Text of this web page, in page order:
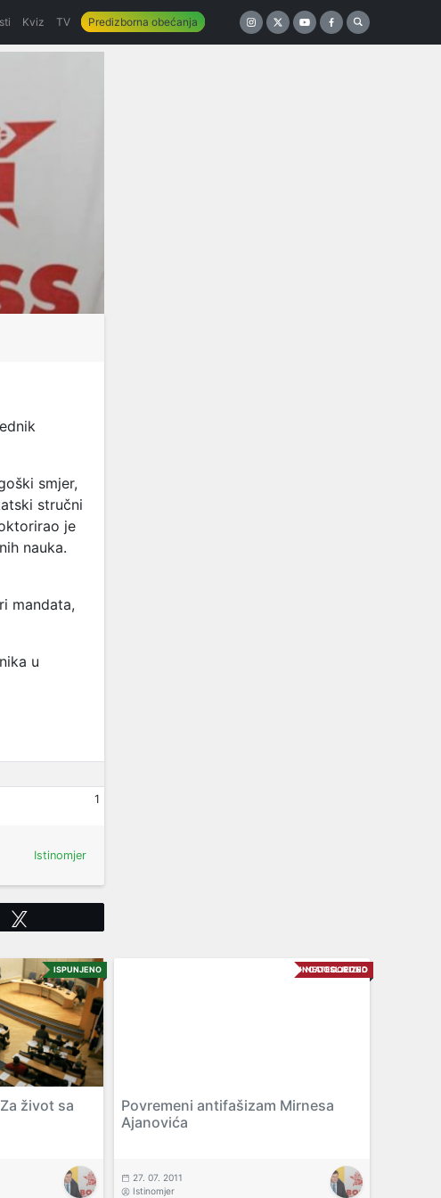
Kviz TV Predizborna obećanja
smjer,
stručni
je
nauka.
mandata,
u
1
Istinomjer
ISPUNJENO
život sa
NEDOSLJEDNO
UNCATEGORIZED
Povremeni antifašizam Mirnesa
Ajanovića
27. 07. 2011
Istinomjer